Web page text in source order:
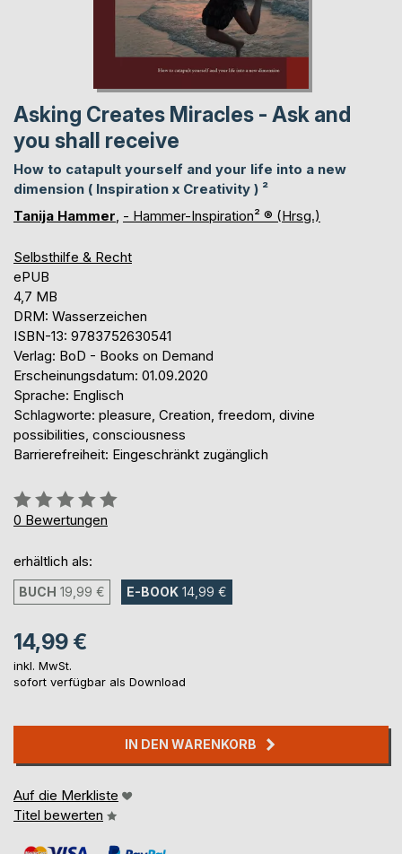
Asking Creates Miracles - Ask and
you shall receive
How to catapult yourself and your life into a new
dimension ( Inspiration x Creativity ) ²
Tanija Hammer - Hammer-Inspiration² ® (Hrsg.)
Selbsthilfe & Recht
ePUB
4,7 MB
DRM: Wasserzeichen
ISBN-13: 9783752630541
Verlag: BoD - Books on Demand
Erscheinungsdatum: 01.09.2020
Sprache: Englisch
Schlagworte: pleasure, Creation, freedom, divine
possibilities, consciousness
Barrierefreiheit: Eingeschränkt zugänglich
Bewertung::
0%
0 Bewertungen
erhältlich als:
BUCH 19,99 € E-BOOK 14,99 €
14,99 €
inkl. MwSt.
sofort verfügbar als Download
IN DEN WARENKORB
Auf die Merkliste
Titel bewerten